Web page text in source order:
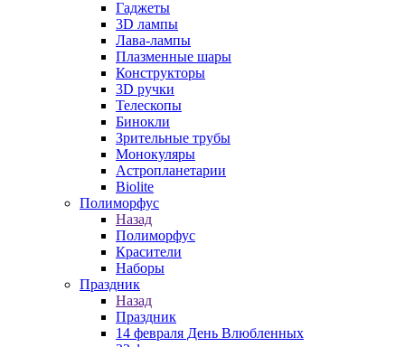
Гаджеты
3D лампы
Лава-лампы
Плазменные шары
Конструкторы
3D ручки
Телескопы
Бинокли
Зрительные трубы
Монокуляры
Астропланетарии
Biolite
Полиморфус
Назад
Полиморфус
Красители
Наборы
Праздник
Назад
Праздник
14 февраля День Влюбленных